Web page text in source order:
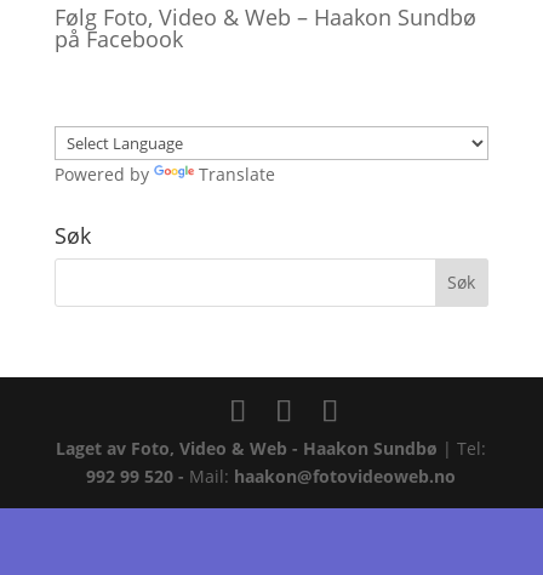
Følg Foto, Video & Web – Haakon Sundbø
på Facebook
Powered by Translate
Søk
Laget av Foto, Video & Web - Haakon Sundbø | Tel:
992 99 520 - Mail: haakon@fotovideoweb.no